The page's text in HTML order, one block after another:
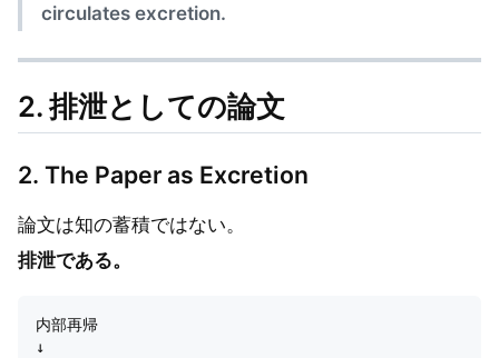
circulates excretion.
2. 排泄としての論文
2. The Paper as Excretion
論文は知の蓄積ではない。
排泄である。
内部再帰
↓